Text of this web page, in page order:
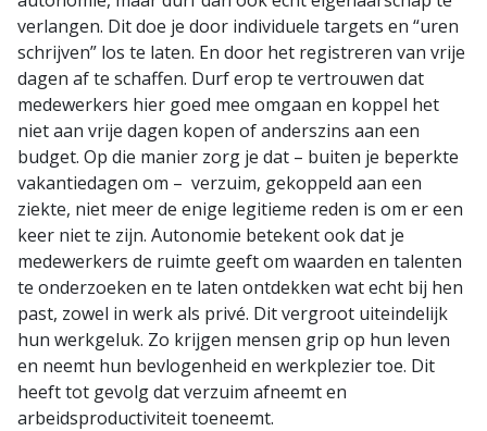
verlangen. Dit doe je door individuele targets en “uren
schrijven” los te laten. En door het registreren van vrije
dagen af te schaffen. Durf erop te vertrouwen dat
medewerkers hier goed mee omgaan en koppel het
niet aan vrije dagen kopen of anderszins aan een
budget. Op die manier zorg je dat – buiten je beperkte
vakantiedagen om – verzuim, gekoppeld aan een
ziekte, niet meer de enige legitieme reden is om er een
keer niet te zijn. Autonomie betekent ook dat je
medewerkers de ruimte geeft om waarden en talenten
te onderzoeken en te laten ontdekken wat echt bij hen
past, zowel in werk als privé. Dit vergroot uiteindelijk
hun werkgeluk. Zo krijgen mensen grip op hun leven
en neemt hun bevlogenheid en werkplezier toe. Dit
heeft tot gevolg dat verzuim afneemt en
arbeidsproductiviteit toeneemt.